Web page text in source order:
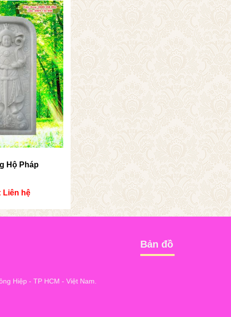
Hộ Pháp
Liên hệ
Hiệp - TP HCM - Việt Nam.
Bản đồ